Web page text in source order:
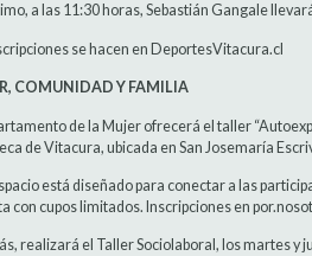
a las 11:30 horas, Sebastián Gangale
se hacen en DeportesVitacura.cl
COMUNIDAD Y FAMILIA
de la Mujer ofrecerá el taller
de Vitacura, ubicada en San Josemaría
está diseñado para conectar a las
con cupos limitados. Inscripciones en
realizará el Taller Sociolaboral, los martes y